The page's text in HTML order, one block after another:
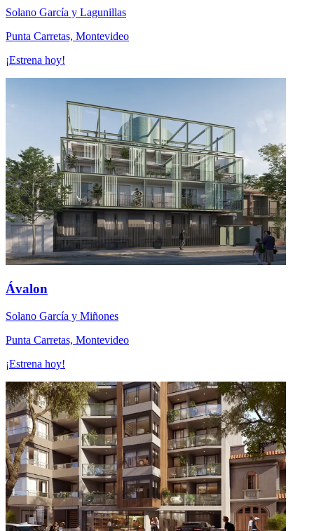
Solano García y Lagunillas
Punta Carretas, Montevideo
¡Estrena hoy!
Ávalon
Solano García y Miñones
Punta Carretas, Montevideo
¡Estrena hoy!